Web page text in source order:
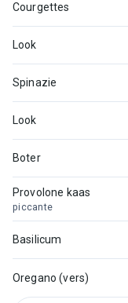
Courgettes
Look
Spinazie
Look
Boter
Provolone kaas
piccante
Basilicum
Oregano (vers)